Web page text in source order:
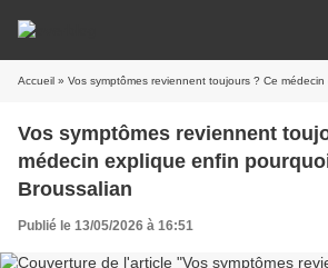
Accueil » Vos symptômes reviennent toujours ? Ce médecin
Vos symptômes reviennent
médecin explique enfin
Broussalian
Publié le 13/05/2026 à 16:51